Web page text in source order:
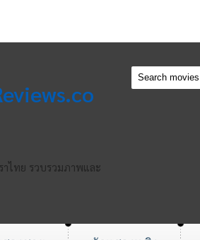
ไทย รวบรวมภาพและ